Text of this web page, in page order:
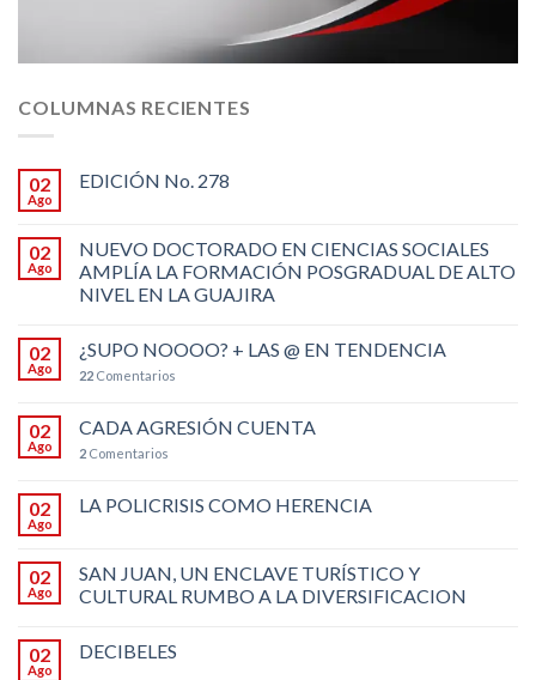
COLUMNAS RECIENTES
02
Ago
EDICIÓN No. 278
02
Ago
NUEVO DOCTORADO EN CIENCIAS SOCIALES
AMPLÍA LA FORMACIÓN POSGRADUAL DE ALTO
NIVEL EN LA GUAJIRA
02
Ago
¿SUPO NOOOO? + LAS @ EN TENDENCIA
22 Comentarios
02
Ago
CADA AGRESIÓN CUENTA
2 Comentarios
02
Ago
LA POLICRISIS COMO HERENCIA
02
Ago
SAN JUAN, UN ENCLAVE TURÍSTICO Y
CULTURAL RUMBO A LA DIVERSIFICACION
02
Ago
DECIBELES